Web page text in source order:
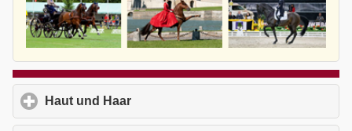
Haut und Haar